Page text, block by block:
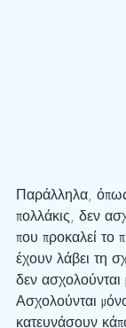
Παράλληλα,
πολλάκις, δεν
που προκαλεί το
έχουν λάβει τη
δεν
Ασχολούνται
κατευνάσουν